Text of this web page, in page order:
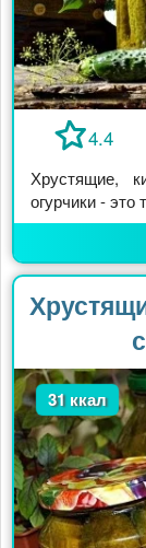
4.4
Хрустящие,
огурчики - это
31 ккал